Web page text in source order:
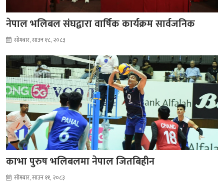
नेपाल भलिबल संघद्वारा वार्षिक कार्यक्रम सार्वजनिक
सोमबार, साउन १८, २०८३
काभा पुरुष भलिबलमा नेपाल जितबिहीन
सोमबार, साउन ११, २०८३